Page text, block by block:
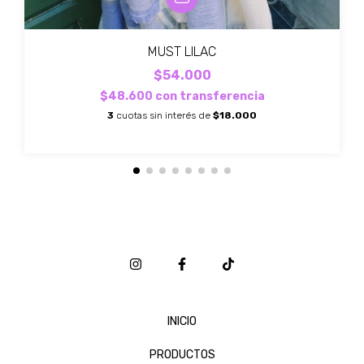
MUST LILAC
$54.000
$48.600 con transferencia
3 cuotas sin interés de $18.000
INICIO
PRODUCTOS